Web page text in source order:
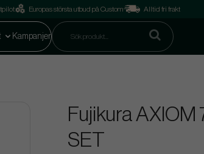
Europas största utbud på Custom Alltid fri frakt
Kampanjer
Fujikura AXIOM
SET